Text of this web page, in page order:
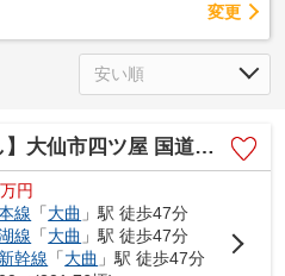
変更
105号線近く 200坪超の住宅用地、資材置き場用地
万円
線 「大曲 」駅 徒歩47分
線 「大曲 」駅 徒歩47分
幹線 「大曲 」駅 徒歩47分